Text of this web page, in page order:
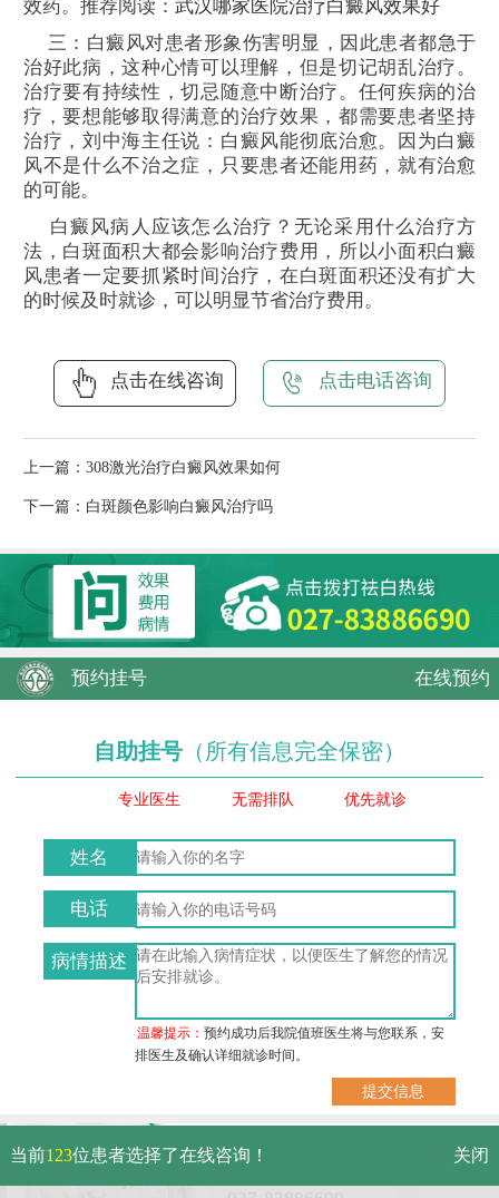
效药。推荐阅读： 武汉哪家医院治疗白癜风效果好
三：白癜风对患者形象伤害明显，因此患者都急于
治好此病，这种心情可以理解，但是切记胡乱治疗。
治疗要有持续性，切忌随意中断治疗。任何疾病的治
疗，要想能够取得满意的治疗效果，都需要患者坚持
治疗，刘中海主任说：白癜风能彻底治愈。因为白癜
风不是什么不治之症，只要患者还能用药，就有治愈
的可能。
白癜风病人应该怎么治疗？无论采用什么治疗方
法，白斑面积大都会影响治疗费用，所以小面积白癜
风患者一定要抓紧时间治疗，在白斑面积还没有扩大
的时候及时就诊，可以明显节省治疗费用。
点击在线咨询 点击电话咨询
上一篇： 308激光治疗白癜风效果如何
下一篇： 白斑颜色影响白癜风治疗吗
预约挂号 在线预约
自助挂号 （所有信息完全保密）
专业医生 无需排队 优先就诊
姓名
电话
病情描述
温馨提示：预约成功后我院值班医生将与您联系，安
排医生及确认详细就诊时间。
武汉市硚口区解放大道479号
免费电话：
当前123位患者选择了在线咨询！ 关闭